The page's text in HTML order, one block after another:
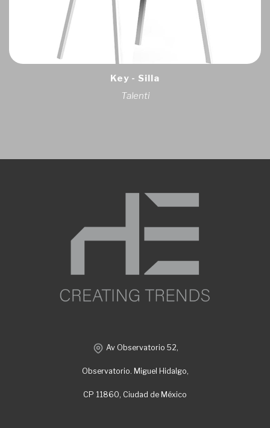
Key - Silla
Talenti
Av Observatorio 52,
Observatorio. Miguel Hidalgo,
CP 11860, Ciudad de México